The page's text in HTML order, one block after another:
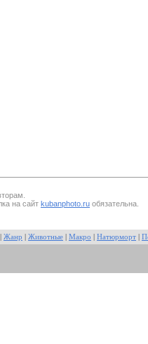
на сайт kubanphoto.ru обязательна.
Жанр Животные Макро Натюрморт